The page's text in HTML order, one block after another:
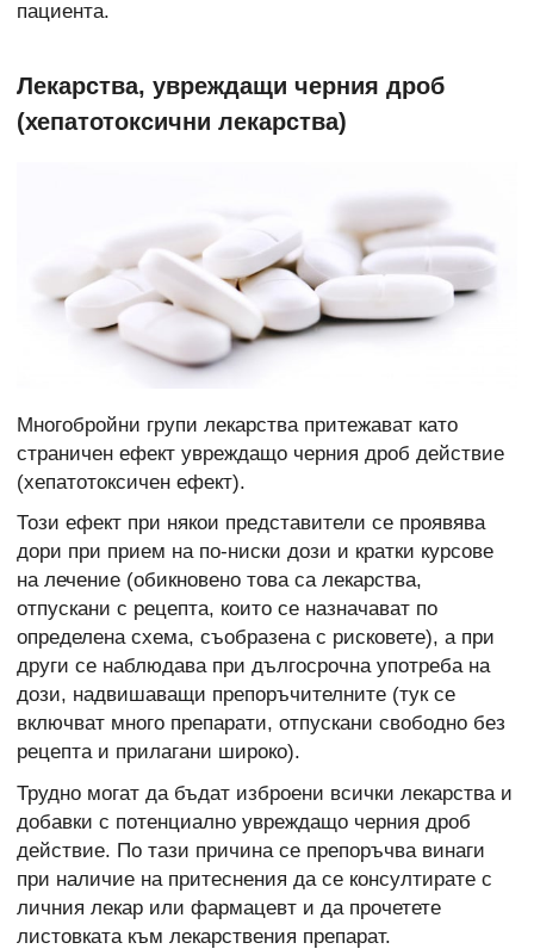
пациента.
Лекарства, увреждащи черния дроб
(хепатотоксични лекарства)
Многобройни групи лекарства притежават като
страничен ефект увреждащо черния дроб действие
(хепатотоксичен ефект).
Този ефект при някои представители се проявява
дори при прием на по-ниски дози и кратки курсове
на лечение (обикновено това са лекарства,
отпускани с рецепта, които се назначават по
определена схема, съобразена с рисковете), а при
други се наблюдава при дългосрочна употреба на
дози, надвишаващи препоръчителните (тук се
включват много препарати, отпускани свободно без
рецепта и прилагани широко).
Трудно могат да бъдат изброени всички лекарства и
добавки с потенциално увреждащо черния дроб
действие. По тази причина се препоръчва винаги
при наличие на притеснения да се консултирате с
личния лекар или фармацевт и да прочетете
листовката към лекарствения препарат.